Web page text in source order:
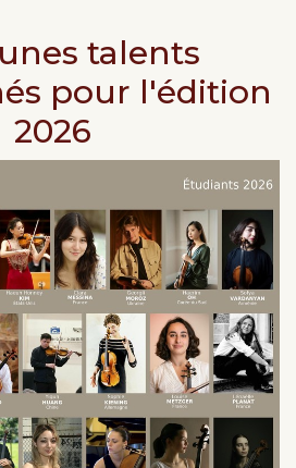
talents
pour l'édition
2026